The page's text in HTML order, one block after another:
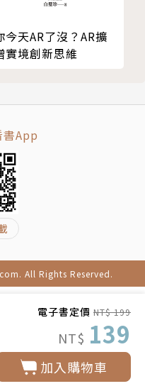
電子書定價 NT$ 199
NT$ 139
加入購物車
今天AR了沒？AR擴
實境創新思維
App
All Rights Reserved.